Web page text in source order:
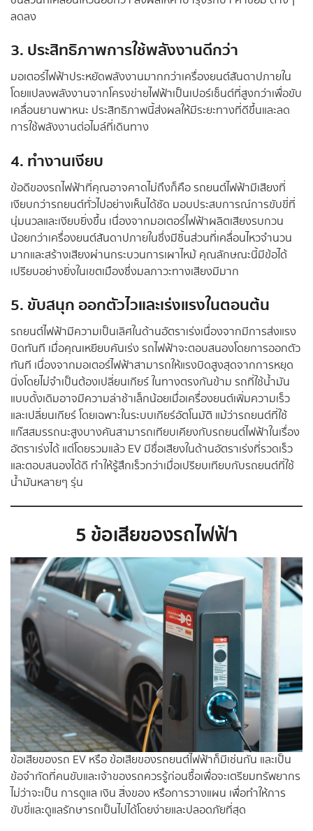
ลดลง
3. ประสิทธิภาพการใช้พลังงานดีกว่า
มอเตอร์ไฟฟ้าประหยัดพลังงานมากกว่าเครื่องยนต์สันดาปภายใน
โดยแปลงพลังงานจากโครงข่ายไฟฟ้าเป็นเปอร์เซ็นต์ที่สูงกว่าเพื่อขับ
เคลื่อนยานพาหนะ ประสิทธิภาพนี้ส่งผลให้มีระยะทางที่ดีขึ้นและลด
การใช้พลังงานต่อไมล์ที่เดินทาง
4. ทำงานเงียบ
ข้อดีของรถไฟฟ้าที่คุณอาจคาดไม่ถึงก็คือ รถยนต์ไฟฟ้ามีเสียงที่
เงียบกว่ารถยนต์ทั่วไปอย่างเห็นได้ชัด มอบประสบการณ์การขับขี่ที่
นุ่มนวลและเงียบยิ่งขึ้น เนื่องจากมอเตอร์ไฟฟ้าผลิตเสียงรบกวน
น้อยกว่าเครื่องยนต์สันดาปภายในซึ่งมีชิ้นส่วนที่เคลื่อนไหวจำนวน
มากและสร้างเสียงผ่านกระบวนการเผาไหม้ คุณลักษณะนี้มีข้อได้
เปรียบอย่างยิ่งในเขตเมืองซึ่งมลภาวะทางเสียงมีมาก
5. ขับสนุก ออกตัวไวและเร่งแรงในตอนต้น
รถยนต์ไฟฟ้ามีความเป็นเลิศในด้านอัตราเร่งเนื่องจากมีการส่งแรง
บิดทันที เมื่อคุณเหยียบคันเร่ง รถไฟฟ้าจะตอบสนองโดยการออกตัว
ทันที เนื่องจากมอเตอร์ไฟฟ้าสามารถให้แรงบิดสูงสุดจากการหยุด
นิ่งโดยไม่จำเป็นต้องเปลี่ยนเกียร์ ในทางตรงกันข้าม รถที่ใช้น้ำมัน
แบบดั้งเดิมอาจมีความล่าช้าเล็กน้อยเมื่อเครื่องยนต์เพิ่มความเร็ว
และเปลี่ยนเกียร์ โดยเฉพาะในระบบเกียร์อัตโนมัติ แม้ว่ารถยนต์ที่ใช้
แก๊สสมรรถนะสูงบางคันสามารถเทียบเคียงกับรถยนต์ไฟฟ้าในเรื่อง
อัตราเร่งได้ แต่โดยรวมแล้ว EV มีชื่อเสียงในด้านอัตราเร่งที่รวดเร็ว
และตอบสนองได้ดี ทำให้รู้สึกเร็วกว่าเมื่อเปรียบเทียบกับรถยนต์ที่ใช้
น้ำมันหลายๆ รุ่น
5 ข้อเสียของรถไฟฟ้า
ข้อเสียของรถ EV หรือ ข้อเสียของรถยนต์ไฟฟ้าก็มีเช่นกัน และเป็น
ข้อจำกัดที่คนขับและเจ้าของรถควรรู้ก่อนซื้อเพื่อจะเตรียมทรัพยากร
ไม่ว่าจะเป็น การดูแล เงิน สิ่งของ หรือการวางแผน เพื่อทำให้การ
ขับขี่และดูแลรักษารถเป็นไปได้โดยง่ายและปลอดภัยที่สุด